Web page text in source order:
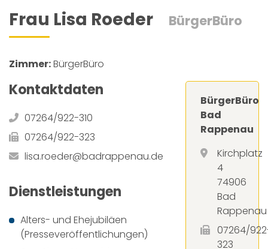
Frau Lisa Roeder BürgerBüro
Zimmer:BürgerBüro
Kontaktdaten
07264/922-310
07264/922-323
lisa.roeder@badrappenau.de
Dienstleistungen
Alters- und Ehejubiläen
(Presseveröffentlichungen)
BürgerBüro
Bad
Rappenau
Kirchplatz
4
74906
Bad
Rappenau
07264/
323